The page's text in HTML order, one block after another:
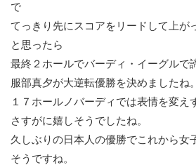
で
てっきり先にスコアをリードして上が
と思ったら
最終２ホールでバーディ・イーグルで
服部真夕が大逆転優勝を決めましたね。
１７ホールノバーディでは表情を変え
さすがに嬉しそうでしたね。
久しぶりの日本人の優勝でこれから女
そうですね。